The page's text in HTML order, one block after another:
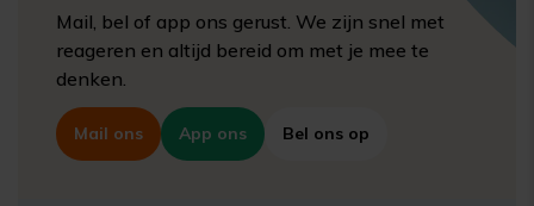
Mail, bel of app ons gerust. We zijn snel met
reageren en altijd bereid om met je mee te
denken.
Mail ons App ons Bel ons op